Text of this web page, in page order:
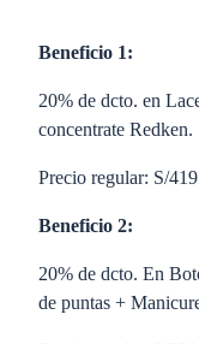
Beneficio 1:
20% de dcto. en
concentrate Redken.
Precio regular: S/
Beneficio 2:
20% de dcto. En
de puntas +